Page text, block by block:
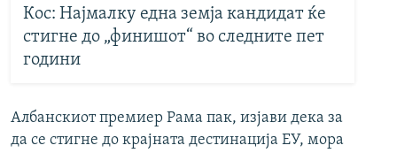
Кос: Најмалку една земја кандидат ќе
стигне до „финишот“ во следните пет
години
Албанскиот премиер Рама пак, изјави дека за
да се стигне до крајната дестинација ЕУ, мора